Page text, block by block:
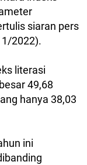
siaran pers
2022).
literasi
49,68
hanya 38,03
ini